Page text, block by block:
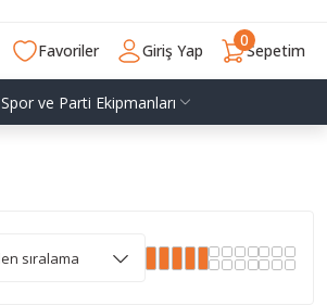
Favoriler Giriş Yap Sepetim
0
Spor ve Parti Ekipmanları